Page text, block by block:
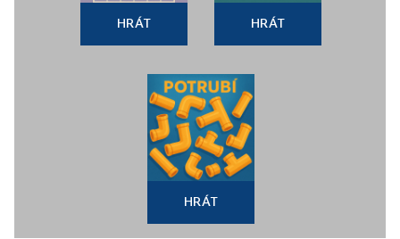
HRÁT HRÁT
HRÁT